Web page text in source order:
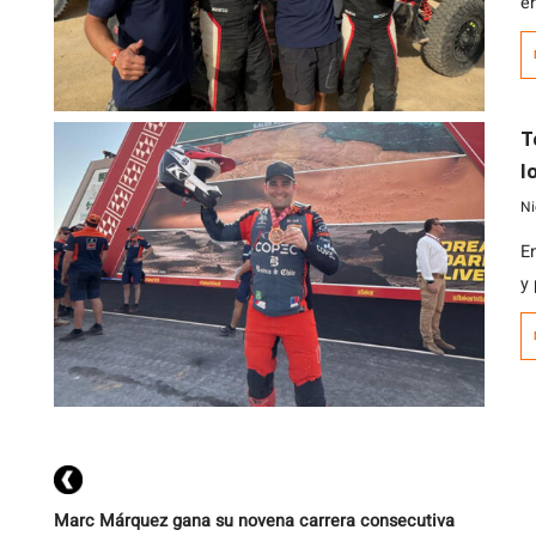
y
Marc Márquez gana su novena carrera consecutiva